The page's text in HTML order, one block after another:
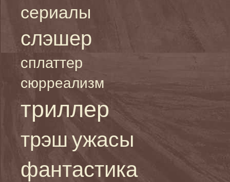
сериалы
слэшер
сплаттер
сюрреализм
триллер
трэш ужасы
фантастика